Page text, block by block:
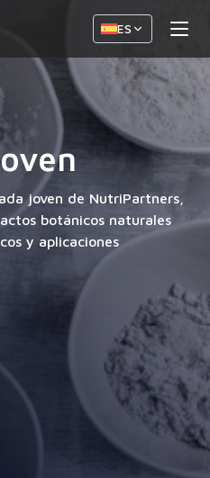
ES
joven de NutriPartners,
botánicos naturales
y aplicaciones